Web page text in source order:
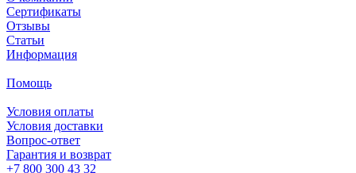
Сертификаты
Отзывы
Статьи
Информация
Помощь
Условия оплаты
Условия доставки
Вопрос-ответ
Гарантия и возврат
+7 800 300 43 32